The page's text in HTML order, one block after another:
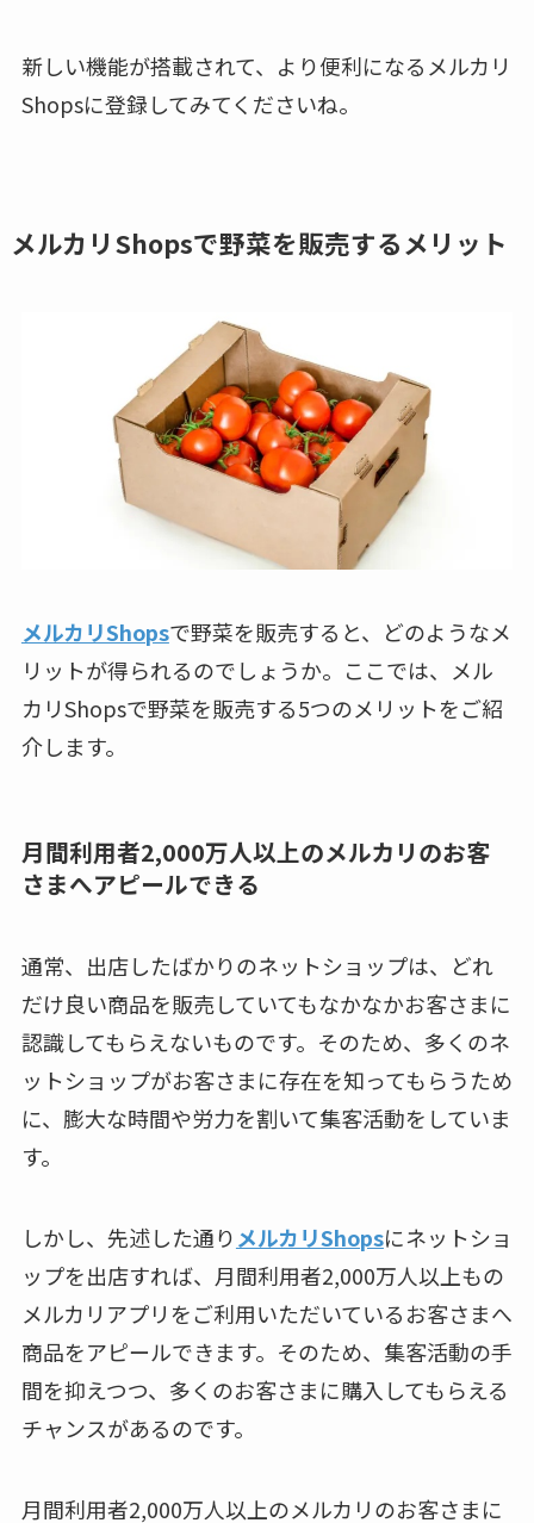
新しい機能が搭載されて、より便利になるメルカリ
Shopsに登録してみてくださいね。
メルカリShopsで野菜を販売するメリット
メルカリShopsで野菜を販売すると、どのようなメ
リットが得られるのでしょうか。ここでは、メル
カリShopsで野菜を販売する5つのメリットをご紹
介します。
月間利用者2,000万人以上のメルカリのお客
さまへアピールできる
通常、出店したばかりのネットショップは、どれ
だけ良い商品を販売していてもなかなかお客さまに
認識してもらえないものです。そのため、多くのネ
ットショップがお客さまに存在を知ってもらうため
に、膨大な時間や労力を割いて集客活動をしていま
す。
しかし、先述した通りメルカリShopsにネットショ
ップを出店すれば、月間利用者2,000万人以上もの
メルカリアプリをご利用いただいているお客さまへ
商品をアピールできます。そのため、集客活動の手
間を抑えつつ、多くのお客さまに購入してもらえる
チャンスがあるのです。
月間利用者2,000万人以上のメルカリのお客さまに